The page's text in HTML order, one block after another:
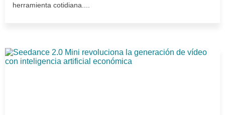
herramienta cotidiana....